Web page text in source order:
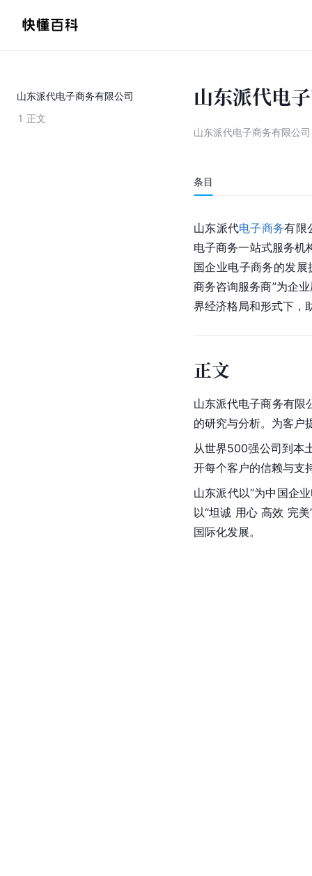
山东派代电子商务有限公司
1 正文
山东派代电
山东派代电子商务有限公司
条目
山东派代电子商务有限
电子商务一站式服务机
国企业电子商务的发
商务咨询服务商”为企
界经济格局和形式下，
正文
山东派代电子商务有限
的研究与分析。为客户
从世界500强公司到本
开每个客户的信赖与支
山东派代以“为中国企
以“坦诚 用心 高效 完
国际化发展。